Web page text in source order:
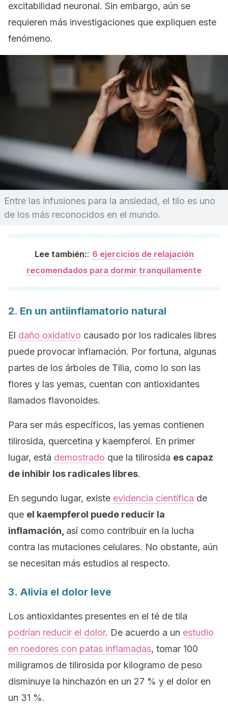
excitabilidad neuronal. Sin embargo, aún se
requieren más investigaciones que expliquen este
fenómeno.
Entre las infusiones para la ansiedad, el tilo es uno
de los más reconocidos en el mundo.
Lee también:: 6 ejercicios de relajación
recomendados para dormir tranquilamente
2. En un antiinflamatorio natural
El daño oxidativo causado por los radicales libres
puede provocar inflamación. Por fortuna, algunas
partes de los árboles de Tilia, como lo son las
flores y las yemas, cuentan con antioxidantes
llamados flavonoides.
Para ser más específicos, las yemas contienen
tilirosida, quercetina y kaempferol. En primer
lugar, está demostrado que la tilirosida es capaz
de inhibir los radicales libres.
En segundo lugar, existe evidencia científica de
que el kaempferol puede reducir la
inflamación, así como contribuir en la lucha
contra las mutaciones celulares. No obstante, aún
se necesitan más estudios al respecto.
3. Alivia el dolor leve
Los antioxidantes presentes en el té de tila
podrían reducir el dolor. De acuerdo a un estudio
en roedores con patas inflamadas, tomar 100
miligramos de tilirosida por kilogramo de peso
disminuye la hinchazón en un 27 % y el dolor en
un 31 %.